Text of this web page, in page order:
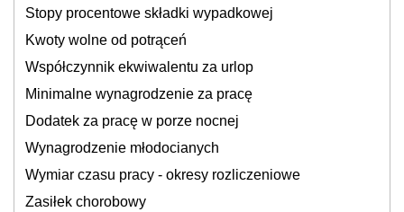
Stopy procentowe składki wypadkowej
Kwoty wolne od potrąceń
Współczynnik ekwiwalentu za urlop
Minimalne wynagrodzenie za pracę
Dodatek za pracę w porze nocnej
Wynagrodzenie młodocianych
Wymiar czasu pracy - okresy rozliczeniowe
Zasiłek chorobowy